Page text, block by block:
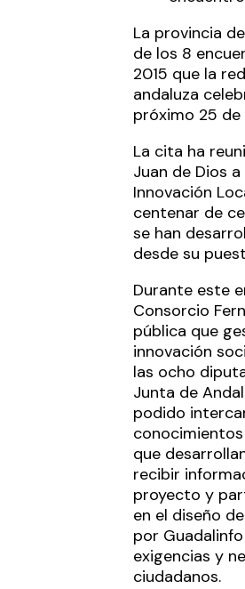
La provincia
de los 8
2015 que la
andaluza
próximo 25 de
La cita ha
Juan de Dios
Innovación
centenar de
se han
desde su
Durante este
Consorcio
pública que
innovación
las ocho
Junta de
podido
que
recibir
proyecto y
en el diseño
por
exigencias y
ciudadanos.